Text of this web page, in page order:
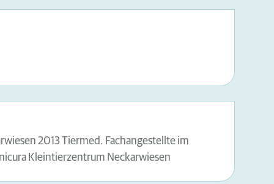
2013 Tiermed. Fachangestellte im
Kleintierzentrum Neckarwiesen